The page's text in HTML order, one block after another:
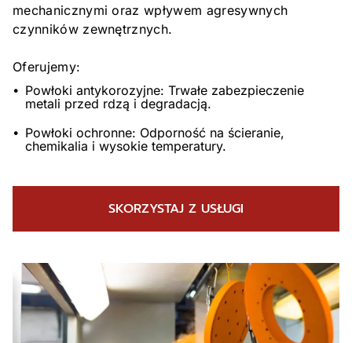
mechanicznymi oraz wpływem agresywnych
czynników zewnętrznych.
Oferujemy:
Powłoki antykorozyjne: Trwałe zabezpieczenie
metali przed rdzą i degradacją.
Powłoki ochronne: Odporność na ścieranie,
chemikalia i wysokie temperatury.
SKORZYSTAJ Z USŁUGI